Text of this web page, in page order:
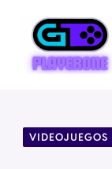
contenido
VIDEOJUEGOS